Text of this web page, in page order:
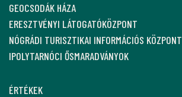
GEOCSODÁK HÁZA
ERESZTVÉNYI LÁTOGATÓKÖZPONT
NÓGRÁDI TURISZTIKAI INFORMÁCIÓS KÖZPONT
IPOLYTARNÓCI ŐSMARADVÁNYOK
ÉRTÉKEK